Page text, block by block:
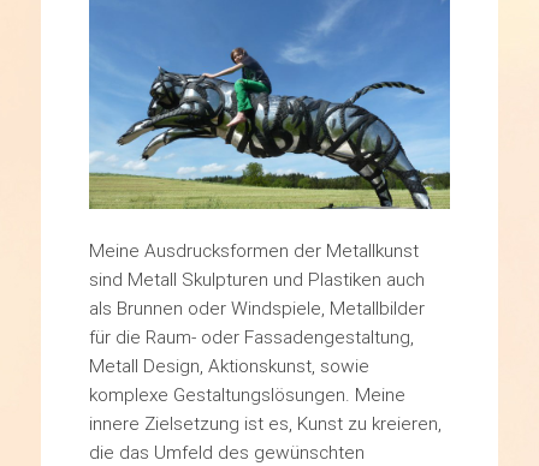
Meine Ausdrucksformen der Metallkunst
sind Metall Skulpturen und Plastiken auch
als Brunnen oder Windspiele, Metallbilder
für die Raum- oder Fassadengestaltung,
Metall Design, Aktionskunst, sowie
komplexe Gestaltungslösungen. Meine
innere Zielsetzung ist es, Kunst zu kreieren,
die das Umfeld des gewünschten